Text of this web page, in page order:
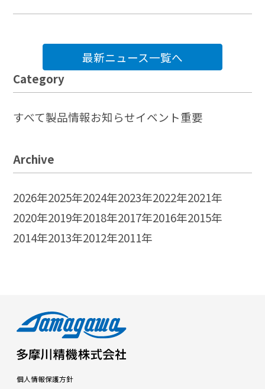
Category
すべて製品情報お知らせイベント重要
Archive
2026年2025年2024年2023年2022年2021年
2020年2019年2018年2017年2016年2015年
2014年2013年2012年2011年
最新ニュース一覧へ
個人情報保護方針